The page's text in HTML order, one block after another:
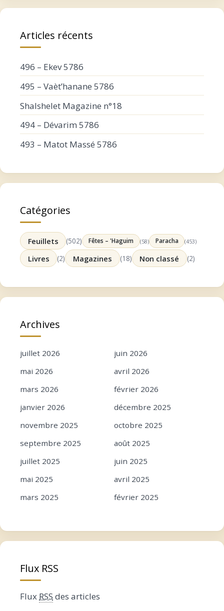
Articles récents
496 – Ekev 5786
495 – Vaèt’hanane 5786
Shalshelet Magazine n°18
494 – Dévarim 5786
493 – Matot Massé 5786
Catégories
Feuillets (502) Fêtes – 'Haguim (58) Paracha (453)
Livres (2) Magazines (18) Non classé (2)
Archives
juillet 2026
juin 2026
mai 2026
avril 2026
mars 2026
février 2026
janvier 2026
décembre 2025
novembre 2025
octobre 2025
septembre 2025
août 2025
juillet 2025
juin 2025
mai 2025
avril 2025
mars 2025
février 2025
novembre 2024
octobre 2024
juillet 2024
mars 2024
Flux RSS
Flux RSS des articles